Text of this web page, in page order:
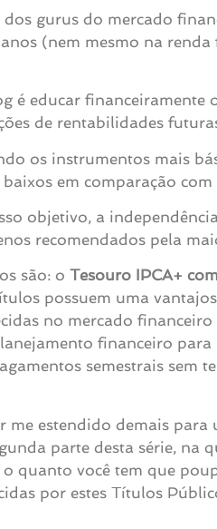
dos gurus do mercado
(nem mesmo na
é educar financeiramente
de rentabilidades
os instrumentos mais
baixos em comparação
objetivo, a
recomendados pela
são: o Tesouro IPCA+
possuem uma
no mercado
financeiro
semestrais sem
me estendido demais
parte desta série,
o quanto você tem que
por estes Títulos